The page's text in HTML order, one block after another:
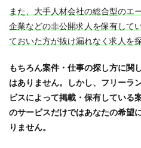
また、大手人材会社の総合型のエ
企業などの非公開求人を保有して
ておいた方が抜け漏れなく求人を
もちろん案件・仕事の探し方に関
はありません。しかし、フリーラ
ビスによって掲載・保有している
のサービスだけではあなたの希望
りません。